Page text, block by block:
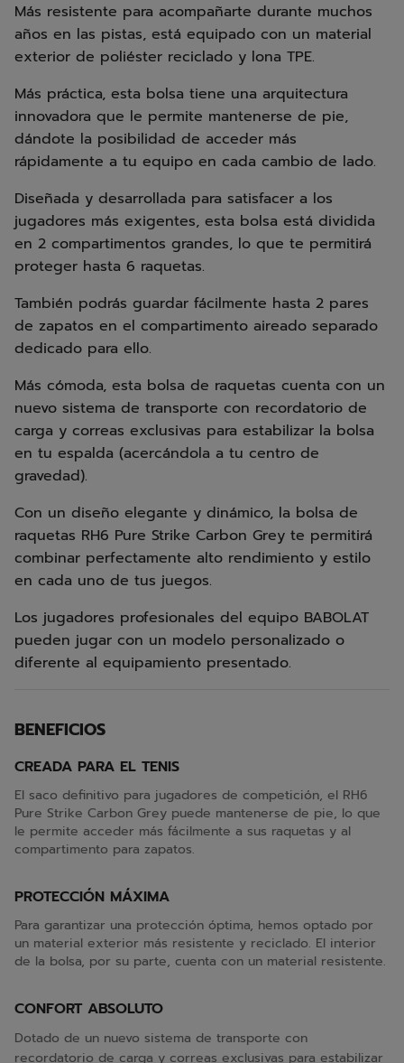
Más resistente para acompañarte durante muchos
años en las pistas, está equipado con un material
exterior de poliéster reciclado y lona TPE.
Más práctica, esta bolsa tiene una arquitectura
innovadora que le permite mantenerse de pie,
dándote la posibilidad de acceder más
rápidamente a tu equipo en cada cambio de lado.
Diseñada y desarrollada para satisfacer a los
jugadores más exigentes, esta bolsa está dividida
en 2 compartimentos grandes, lo que te permitirá
proteger hasta 6 raquetas.
También podrás guardar fácilmente hasta 2 pares
de zapatos en el compartimento aireado separado
dedicado para ello.
Más cómoda, esta bolsa de raquetas cuenta con un
nuevo sistema de transporte con recordatorio de
carga y correas exclusivas para estabilizar la bolsa
en tu espalda (acercándola a tu centro de
gravedad).
Con un diseño elegante y dinámico, la bolsa de
raquetas RH6 Pure Strike Carbon Grey te permitirá
combinar perfectamente alto rendimiento y estilo
en cada uno de tus juegos.
Los jugadores profesionales del equipo BABOLAT
pueden jugar con un modelo personalizado o
diferente al equipamiento presentado.
BENEFICIOS
CREADA PARA EL TENIS
El saco definitivo para jugadores de competición, el RH6
Pure Strike Carbon Grey puede mantenerse de pie, lo que
le permite acceder más fácilmente a sus raquetas y al
compartimento para zapatos.
PROTECCIÓN MÁXIMA
Para garantizar una protección óptima, hemos optado por
un material exterior más resistente y reciclado. El interior
de la bolsa, por su parte, cuenta con un material resistente.
CONFORT ABSOLUTO
Dotado de un nuevo sistema de transporte con
recordatorio de carga y correas exclusivas para estabilizar